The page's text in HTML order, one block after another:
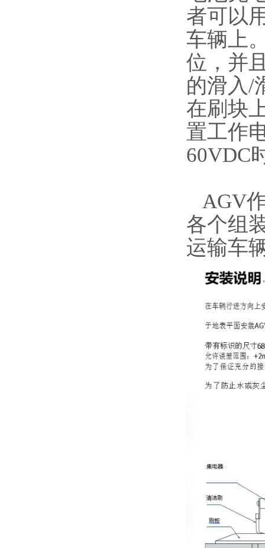
者可以
车辆上
位，并
的滑入/
在刷块
置工作
60VDC
AGV
各个组
运输车